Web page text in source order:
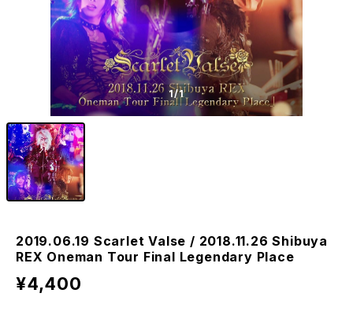
1/1
2019.06.19 Scarlet Valse / 2018.11.26 Shibuya
REX Oneman Tour Final Legendary Place
¥4,400